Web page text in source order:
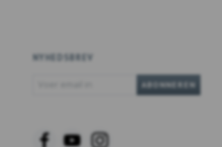
NYHEDSBREV
ABONNEREN